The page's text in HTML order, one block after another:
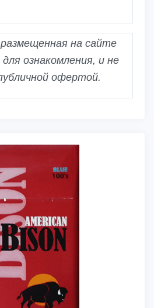
на сайте
ознакомления, и не
офертой.